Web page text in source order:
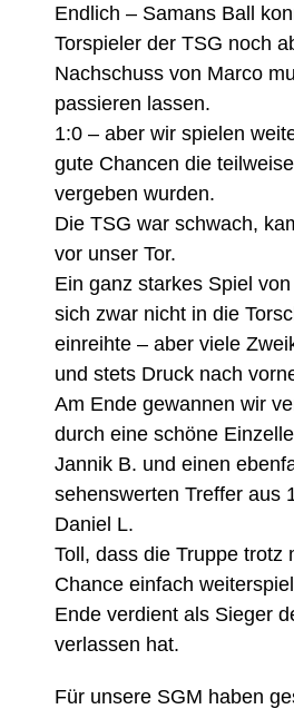
Endlich – Samans Ball
Torspieler der TSG noch
Nachschuss von Marco
passieren lassen.
1:0 – aber wir spielen
gute Chancen die
vergeben wurden.
Die TSG war schwach,
vor unser Tor.
Ein ganz starkes Spiel
sich zwar nicht in die
einreihte – aber viele
und stets Druck nach
Am Ende gewannen wir
durch eine schöne
Jannik B. und einen
sehenswerten Treffer aus
Daniel L.
Toll, dass die Truppe trotz
Chance einfach
Ende verdient als Sieger
verlassen hat.
Für unsere SGM haben